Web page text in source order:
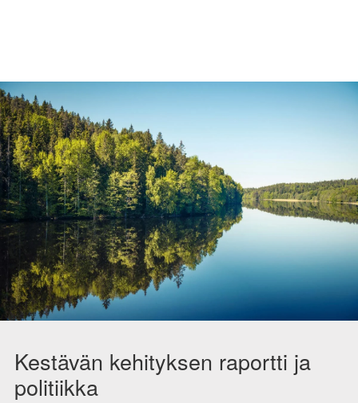
Kestävän kehityksen raportti ja
politiikka